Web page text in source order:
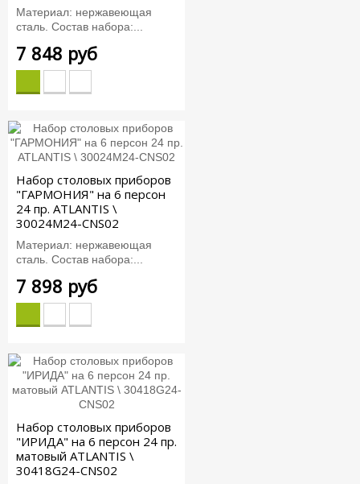
Материал: нержавеющая
сталь. Состав набора:...
7 848 руб
Набор столовых приборов
"ГАРМОНИЯ" на 6 персон
24 пр. ATLANTIS \
30024M24-CNS02
Материал: нержавеющая
сталь. Состав набора:...
7 898 руб
Набор столовых приборов
"ИРИДА" на 6 персон 24 пр.
матовый ATLANTIS \
30418G24-CNS02